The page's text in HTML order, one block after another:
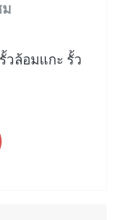
ม
วล้อมแกะ รั้ว